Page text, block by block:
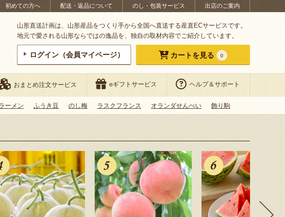
初めての方へ 配送・返品について のし・包装サービス 出店のご案内
山形直送計画は、山形産品をつくり手から全国へ直送する産直ECサービスです。
地元で愛される山形ならではの逸品を、独自の取材内容でご紹介しています。
ログイン（会員マイページ） カートを見る 0
おまとめ注文サービス eギフトサービス ヘルプ＆サポート
ーメン ふうき豆 のし梅 ラスクフランス オランダせんべい 飾り駒